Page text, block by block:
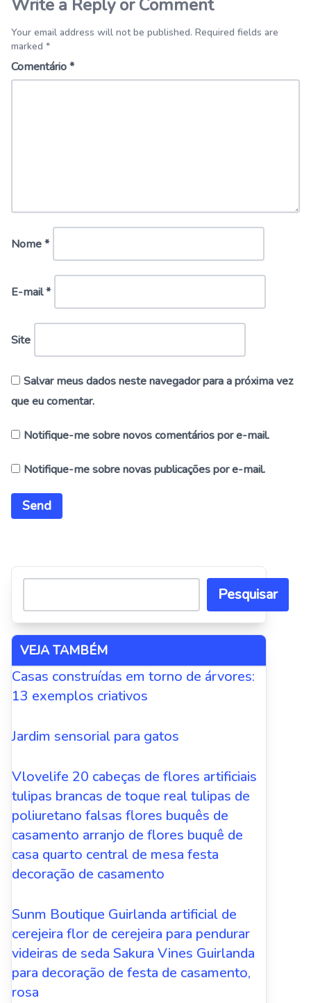
Write a Reply or Comment
Your email address will not be published. Required fields are
marked *
Comentário*
Nome*
E-mail*
Site
Salvar meus dados neste navegador para a próxima vez
que eu comentar.
Notifique-me sobre novos comentários por e-mail.
Notifique-me sobre novas publicações por e-mail.
Pesquisar
VEJA TAMBÉM
Casas construídas em torno de árvores:
13 exemplos criativos
Jardim sensorial para gatos
Vlovelife 20 cabeças de flores artificiais
tulipas brancas de toque real tulipas de
poliuretano falsas flores buquês de
casamento arranjo de flores buquê de
casa quarto central de mesa festa
decoração de casamento
Sunm Boutique Guirlanda artificial de
cerejeira flor de cerejeira para pendurar
videiras de seda Sakura Vines Guirlanda
para decoração de festa de casamento,
rosa